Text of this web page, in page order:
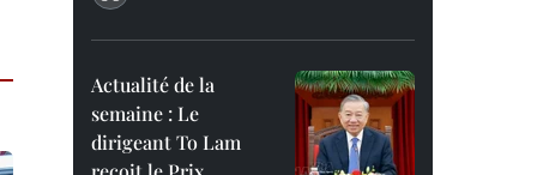
Actualité de la
semaine : Le
dirigeant To Lam